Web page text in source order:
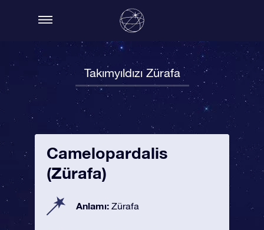
Takımyıldızı Zürafa
Camelopardalis
(Zürafa)
Anlamı: Zürafa